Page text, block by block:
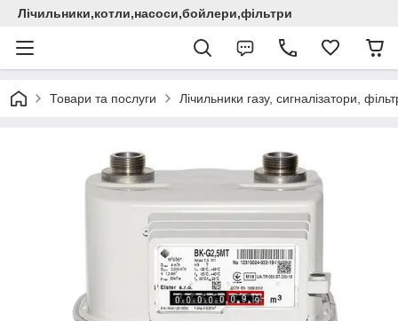
Лічильники,котли,насоси,бойлери,фільтри
Товари та послуги Лічильники газу, сигналізатори,